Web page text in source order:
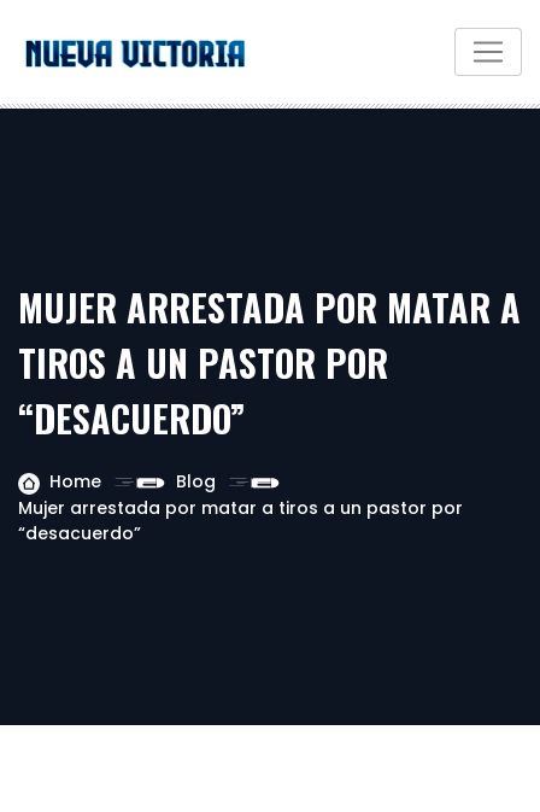
MUJER ARRESTADA POR MATAR A
TIROS A UN PASTOR POR
“DESACUERDO”
Home
Blog
Mujer arrestada por matar a tiros a un pastor por
“desacuerdo”